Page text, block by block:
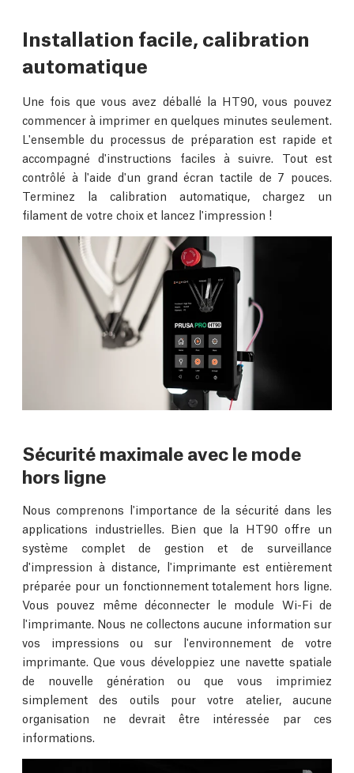
Installation facile, calibration
automatique
Une fois que vous avez déballé la HT90, vous pouvez
commencer à imprimer en quelques minutes seulement.
L'ensemble du processus de préparation est rapide et
accompagné d'instructions faciles à suivre. Tout est
contrôlé à l'aide d'un grand écran tactile de 7 pouces.
Terminez la calibration automatique, chargez un
filament de votre choix et lancez l'impression !
Sécurité maximale avec le mode
hors ligne
Nous comprenons l'importance de la sécurité dans les
applications industrielles. Bien que la HT90 offre un
système complet de gestion et de surveillance
d'impression à distance, l'imprimante est entièrement
préparée pour un fonctionnement totalement hors ligne.
Vous pouvez même déconnecter le module Wi-Fi de
l'imprimante. Nous ne collectons aucune information sur
vos impressions ou sur l'environnement de votre
imprimante. Que vous développiez une navette spatiale
de nouvelle génération ou que vous imprimiez
simplement des outils pour votre atelier, aucune
organisation ne devrait être intéressée par ces
informations.